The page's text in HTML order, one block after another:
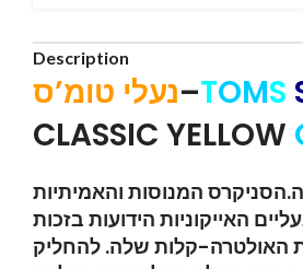
Description
נעלי טומ’ס–TOMS
CLASSIC YELLOW
המנוסות והאמיתיות
האייקוניות הידועות בזכות
האולטרה-קלות שלה. להחליק